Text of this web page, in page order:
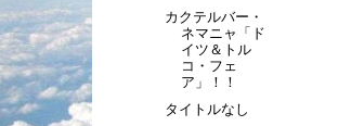
カクテルバー・
ネマニャ「ド
イツ＆トル
コ・フェ
ア」！！
タイトルなし